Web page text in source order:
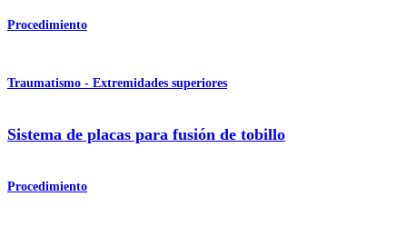
Procedimiento
Traumatismo - Extremidades superiores
Sistema de placas para fusión de tobillo
Procedimiento